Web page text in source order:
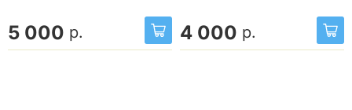
5 000 р. 4 000 р.